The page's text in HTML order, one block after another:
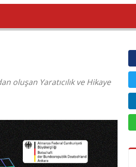
oluşan Yaratıcılık ve Hikaye